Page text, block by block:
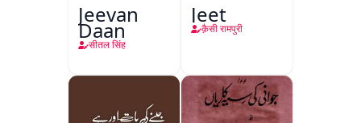
Jeevan
Daan
सीतल सिंह
Jeet
क़ैसी रामपुरी